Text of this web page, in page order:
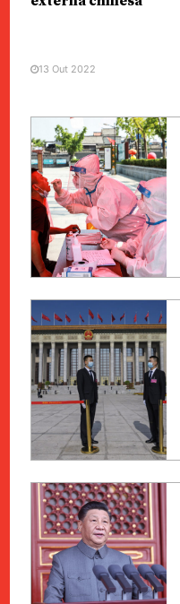
13 Out 2022